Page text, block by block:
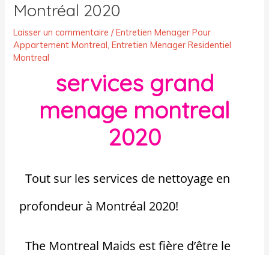
Montréal 2020
Laisser un commentaire /Entretien Menager Pour
Appartement Montreal,Entretien Menager Residentiel
Montreal
services grand
menage montreal
2020
Tout sur les services de nettoyage en
profondeur à Montréal 2020!
The Montreal Maids est fière d’être le